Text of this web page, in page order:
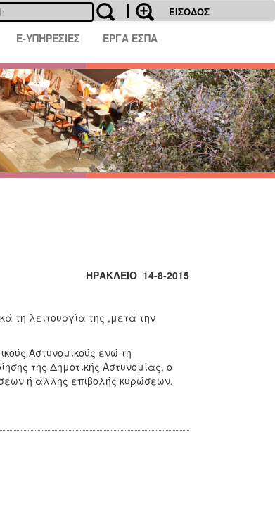
ΕΙΣΟΔΟΣ
E-ΥΠΗΡΕΣΙΕΣ ΕΡΓΑ ΕΣΠΑ
ΗΡΑΚΛΕΙΟ 14-8-2015
τη λειτουργία της ,μετά την
Αστυνομικούς ενώ τη
της Δημοτικής Αστυνομίας, ο
ή άλλης επιβολής κυρώσεων.